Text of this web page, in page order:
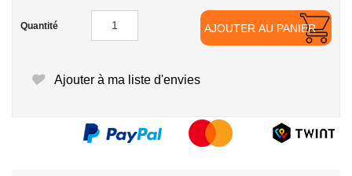
Quantité AJOUTER AU PANIER
Ajouter à ma liste d'envies